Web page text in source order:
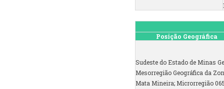
Posição Geográfica
Sudeste do Estado de Minas
Mesorregião Geográfica da
Mata Mineira; Microrregião